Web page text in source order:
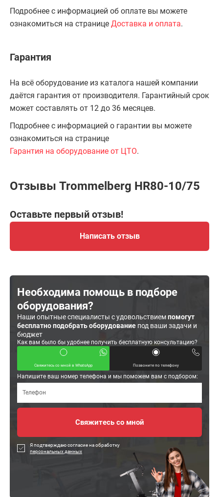
Подробнее с информацией об оплате вы можете
ознакомиться на странице Доставка и оплата.
Гарантия
На всё оборудование из каталога нашей компании
даётся гарантия от производителя. Гарантийный срок
может составлять от 12 до 36 месяцев.
Подробнее с информацией о гарантии вы можете
ознакомиться на странице
Гарантия на оборудование от ЦТО.
Отзывы Trommelberg HR80-10/75
Оставьте первый отзыв!
Написать отзыв
Необходима помощь в подборе
оборудования?
Наши опытные специалисты с удовольствиемпомогут
бесплатно подобрать оборудование под ваши задачи и
бюджет
Как вам было бы удобнее получить бесплатную консультацию?
Свяжитесь со мной в WhatsApp Позвоните по телефону
Напишите ваш номер телефона и мы поможем вам с подбором:
Я подтверждаю согласие на обработку
персональных данных